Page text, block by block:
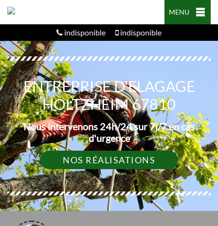
MENU
indisponible indisponible
ENTREPRISE D'ELAGAGE
HOLTZHEIM 67810
Nous intervenons 24h/24 sur 7j/7 en cas
d'urgence
NOS RÉALISATIONS